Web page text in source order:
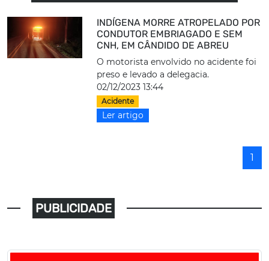
INDÍGENA MORRE ATROPELADO POR
CONDUTOR EMBRIAGADO E SEM
CNH, EM CÂNDIDO DE ABREU
O motorista envolvido no acidente foi
preso e levado a delegacia.
02/12/2023 13:44
Acidente
Ler artigo
1
PUBLICIDADE